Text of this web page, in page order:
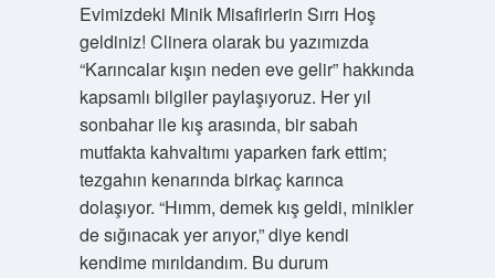
Evimizdeki Minik Misafirlerin Sırrı Hoş
geldiniz! Clinera olarak bu yazımızda
“Karıncalar kışın neden eve gelir” hakkında
kapsamlı bilgiler paylaşıyoruz. Her yıl
sonbahar ile kış arasında, bir sabah
mutfakta kahvaltımı yaparken fark ettim;
tezgahın kenarında birkaç karınca
dolaşıyor. “Hımm, demek kış geldi, minikler
de sığınacak yer arıyor,” diye kendi
kendime mırıldandım. Bu durum